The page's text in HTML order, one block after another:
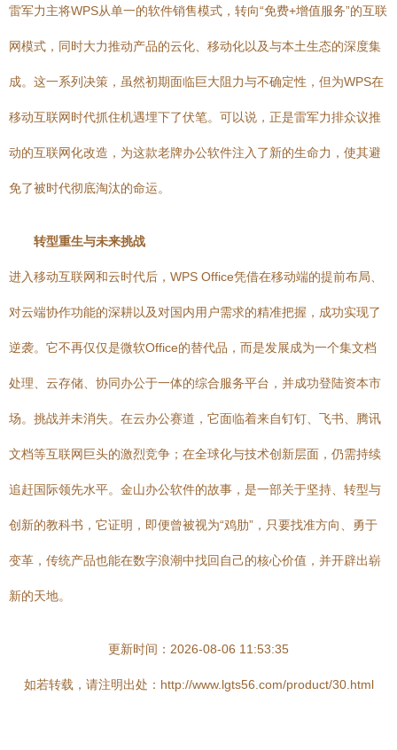
雷军力主将WPS从单一的软件销售模式，转向“免费+增值服务”的互联
网模式，同时大力推动产品的云化、移动化以及与本土生态的深度集
成。这一系列决策，虽然初期面临巨大阻力与不确定性，但为WPS在
移动互联网时代抓住机遇埋下了伏笔。可以说，正是雷军力排众议推
动的互联网化改造，为这款老牌办公软件注入了新的生命力，使其避
免了被时代彻底淘汰的命运。
转型重生与未来挑战
进入移动互联网和云时代后，WPS Office凭借在移动端的提前布局、
对云端协作功能的深耕以及对国内用户需求的精准把握，成功实现了
逆袭。它不再仅仅是微软Office的替代品，而是发展成为一个集文档
处理、云存储、协同办公于一体的综合服务平台，并成功登陆资本市
场。挑战并未消失。在云办公赛道，它面临着来自钉钉、飞书、腾讯
文档等互联网巨头的激烈竞争；在全球化与技术创新层面，仍需持续
追赶国际领先水平。金山办公软件的故事，是一部关于坚持、转型与
创新的教科书，它证明，即便曾被视为“鸡肋”，只要找准方向、勇于
变革，传统产品也能在数字浪潮中找回自己的核心价值，并开辟出崭
新的天地。
更新时间：2026-08-06 11:53:35
如若转载，请注明出处：http://www.lgts56.com/product/30.html